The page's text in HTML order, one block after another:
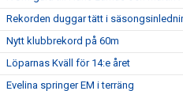
Rekorden duggar tätt i
Nytt klubbrekord på 60m
Löparnas Kväll för 14:e året
Evelina springer EM i terräng